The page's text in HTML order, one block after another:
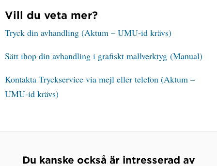
Vill du veta mer?
Tryck din avhandling (Aktum – UMU-id krävs)
Sätt ihop din avhandling i grafiskt mallverktyg (Manual)
Kontakta Tryckservice via mejl eller telefon (Aktum –
UMU-id krävs)
Du kanske också är intresserad av